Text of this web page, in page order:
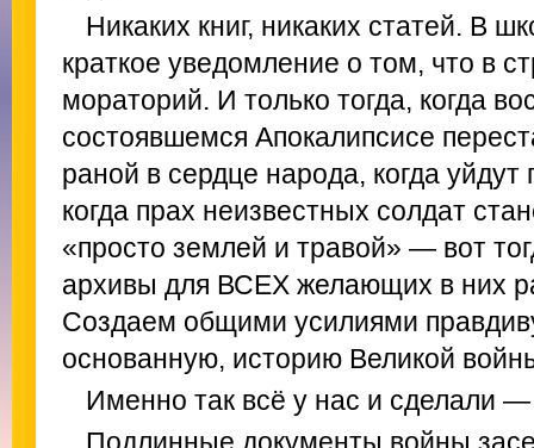
Никаких книг, никаких статей. В
краткое уведомление о том, что в
мораторий. И только тогда, когда
состоявшемся Апокалипсисе
раной в сердце народа, когда
когда прах неизвестных солдат
«просто землей и травой» — вот
архивы для ВСЕХ желающих в них
Создаем общими усилиями
основанную, историю Великой
Именно так всё у нас и сделали —
Подлинные документы войны